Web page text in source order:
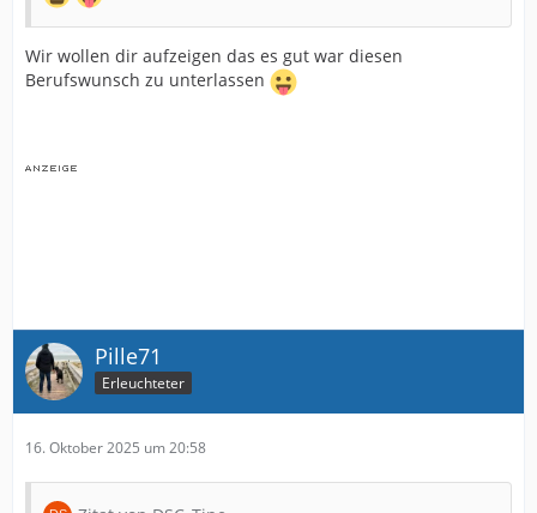
Wir wollen dir aufzeigen das es gut war diesen
Berufswunsch zu unterlassen
Pille71
Erleuchteter
16. Oktober 2025 um 20:58